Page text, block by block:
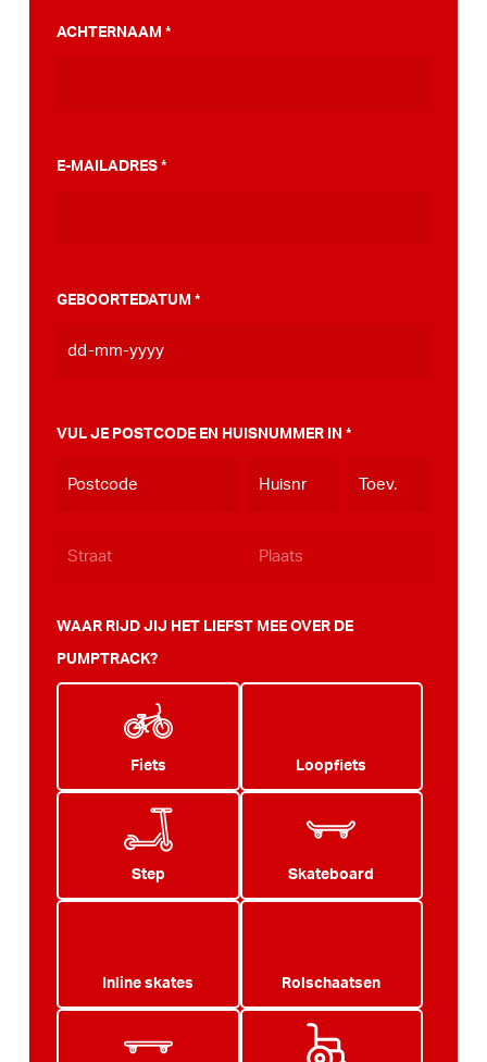
ACHTERNAAM *
E-MAILADRES *
GEBOORTEDATUM *
MM
JJJJ
VUL JE POSTCODE EN HUISNUMMER IN *
WAAR RIJD JIJ HET LIEFST MEE OVER DE
PUMPTRACK?
Fiets Loopfiets
Step Skateboard
Inline skates Rolschaatsen